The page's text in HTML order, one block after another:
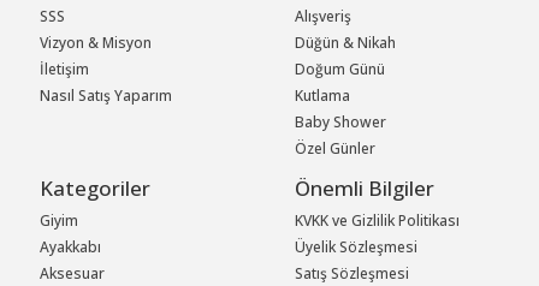
SSS
Vizyon & Misyon
İletişim
Nasıl Satış Yaparım
Alışveriş
Düğün & Nikah
Doğum Günü
Kutlama
Baby Shower
Özel Günler
Kategoriler
Giyim
Ayakkabı
Aksesuar
Önemli Bilgiler
KVKK ve Gizlilik Politikası
Üyelik Sözleşmesi
Satış Sözleşmesi